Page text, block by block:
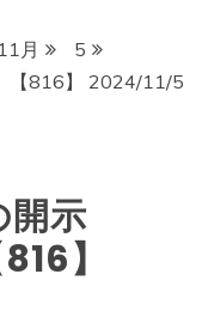
11月
5
【816】 2024/11/5
示
】